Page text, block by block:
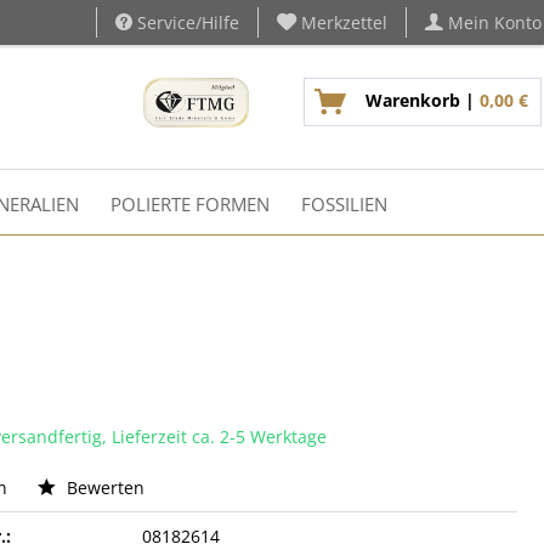
Service/Hilfe Merkzettel Mein Konto
Warenkorb | 0,00 €
POLIERTE FORMEN FOSSILIEN
Lieferzeit ca. 2-5 Werktage
Bewerten
08182614